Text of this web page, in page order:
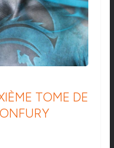
TOME DE